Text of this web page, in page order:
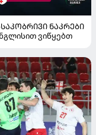
ᲜᲐᲙᲠᲔᲑᲘ
ვიწყებთ